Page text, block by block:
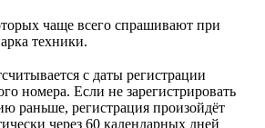
чаще всего спрашивают при
техники.
с даты регистрации
номера. Если не зарегистрировать
раньше, регистрация произойдёт
через 60 календарных дней